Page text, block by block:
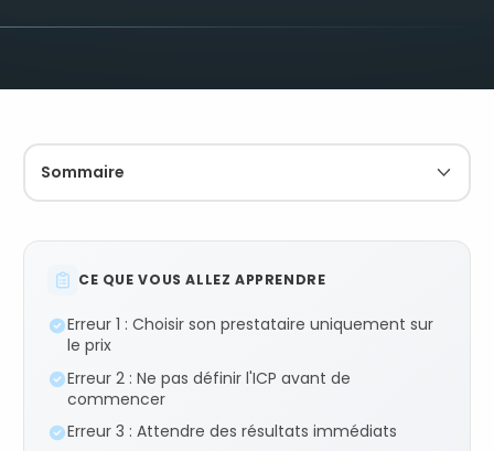
Sommaire
CE QUE VOUS ALLEZ APPRENDRE
Erreur 1 : Choisir son prestataire uniquement sur
le prix
Erreur 2 : Ne pas définir l'ICP avant de
commencer
Erreur 3 : Attendre des résultats immédiats